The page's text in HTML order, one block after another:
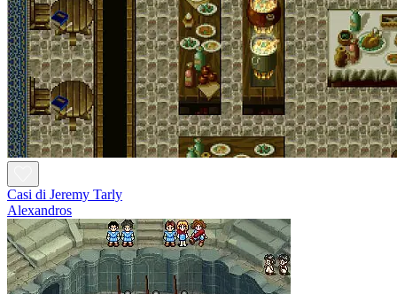
Casi di Jeremy Tarly
Alexandros